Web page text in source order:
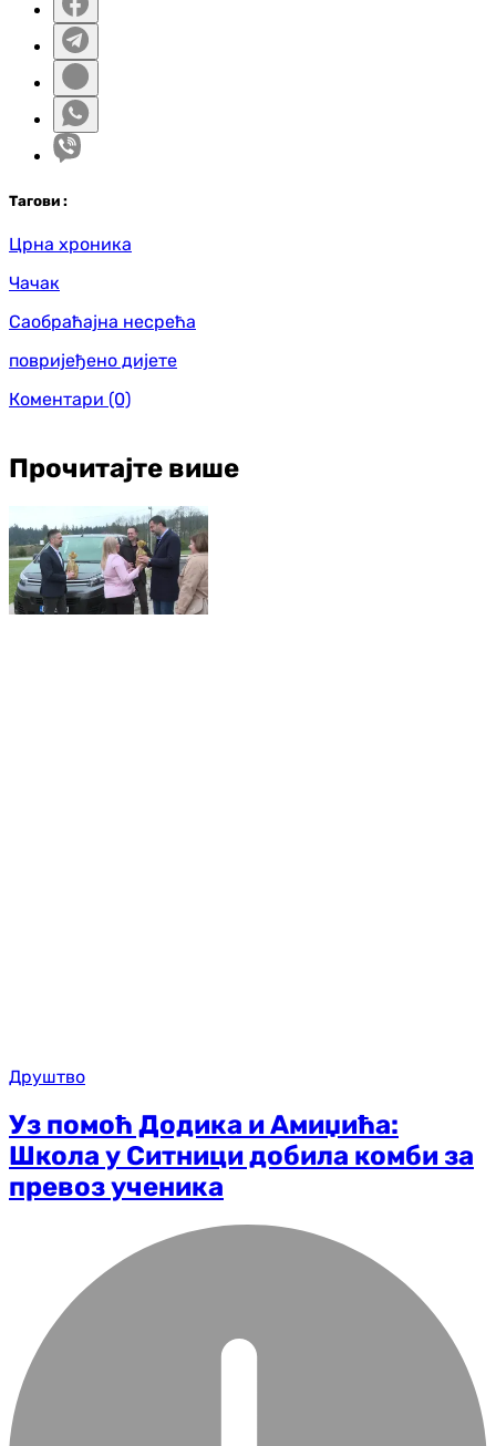
Тагови :
Црна хроника
Чачак
Саобраћајна несрећа
повријеђено дијете
Коментари (0)
Прочитајте више
Друштво
Уз помоћ Додика и Амиџића:
Школа у Ситници добила комби за
превоз ученика